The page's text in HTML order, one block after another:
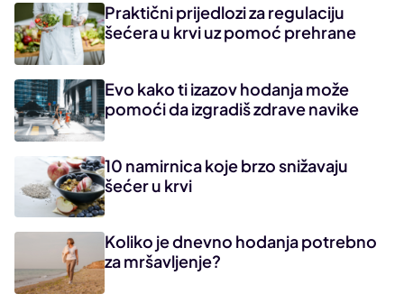
Praktični prijedlozi za regulaciju
šećera u krvi uz pomoć prehrane
Evo kako ti izazov hodanja može
pomoći da izgradiš zdrave navike
10 namirnica koje brzo snižavaju
šećer u krvi
Koliko je dnevno hodanja potrebno
za mršavljenje?